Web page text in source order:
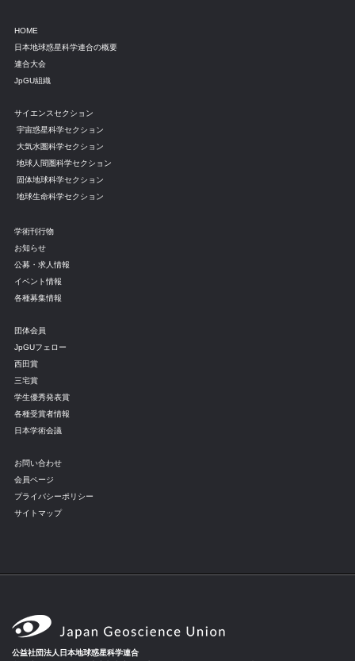
HOME
日本地球惑星科学連合の概要
連合大会
JpGU組織
サイエンスセクション
宇宙惑星科学セクション
大気水圏科学セクション
地球人間圏科学セクション
固体地球科学セクション
地球生命科学セクション
学術刊行物
お知らせ
公募・求人情報
イベント情報
各種募集情報
団体会員
JpGUフェロー
西田賞
三宅賞
学生優秀発表賞
各種受賞者情報
日本学術会議
お問い合わせ
会員ページ
プライバシーポリシー
サイトマップ
公益社団法人日本地球惑星科学連合